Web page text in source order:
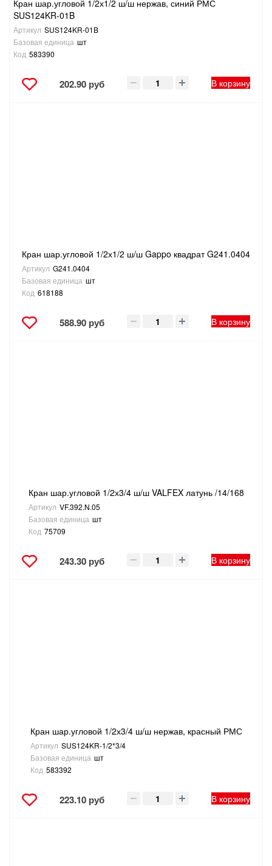
Кран шар.угловой 1/2х1/2 ш/ш нержав, синий РМС
SUS124KR-01B
Артикул SUS124KR-01B
Базовая единица шт
Код 583390
202.90 руб В корзину
Кран шар.угловой 1/2х1/2 ш/ш Gappo квадрат G241.0404
Артикул G241.0404
Базовая единица шт
Код 618188
588.90 руб В корзину
Кран шар.угловой 1/2х3/4 ш/ш VALFEX латунь /14/168
Артикул VF.392.N.05
Базовая единица шт
Код 75709
243.30 руб В корзину
Кран шар.угловой 1/2х3/4 ш/ш нержав, красный РМС
Артикул SUS124KR-1/2*3/4
Базовая единица шт
Код 583392
223.10 руб В корзину